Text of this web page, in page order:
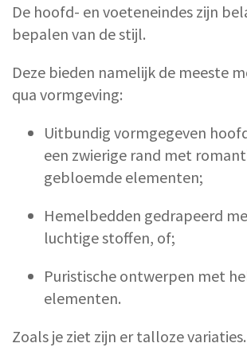
De hoofd- en voeteneindes zijn
bepalen van de stijl.
Deze bieden namelijk de meeste
qua vormgeving:
Uitbundig vormgegeven
een zwierige rand met
gebloemde elementen;
Hemelbedden gedrapeerd
luchtige stoffen, of;
Puristische ontwerpen met
elementen.
Zoals je ziet zijn er talloze variaties.